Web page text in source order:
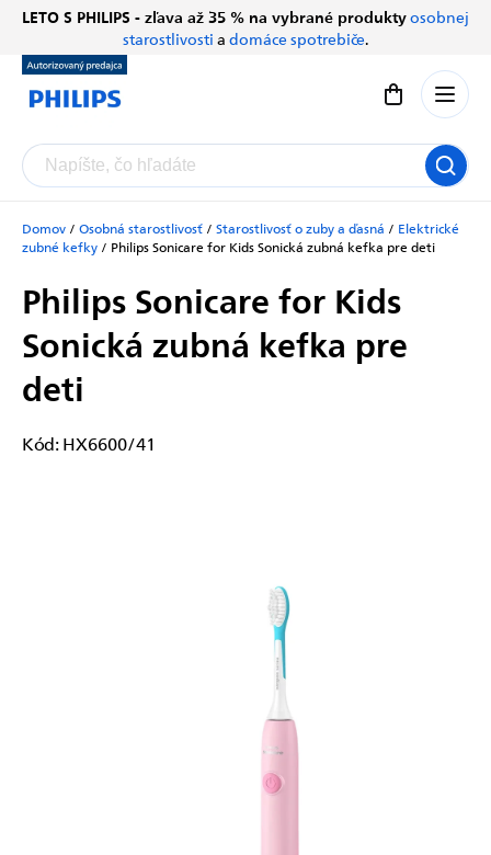
Prejsť
obsah
LETO S PHILIPS - zľava až 35 % na vybrané produktyosobnej
starostlivosti a domáce spotrebiče.
Nákupný
Domov / Osobná starostlivosť / Starostlivosť o zuby a ďasná / Elektrické
zubné kefky / Philips Sonicare for KidsSonická zubná kefka pre deti
Philips Sonicare for Kids
Sonická zubná kefka pre
deti
Kód: HX6600/41
Chatbot Filip
Autorizovaný predajce